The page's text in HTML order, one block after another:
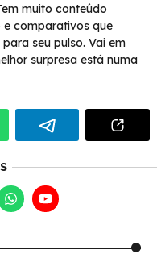
muito conteúdo
e comparativos que
seu pulso. Vai em
surpresa está numa